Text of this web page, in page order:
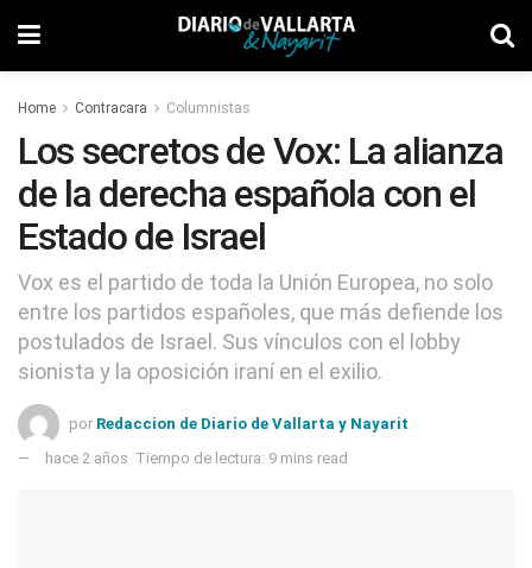
Home Contracara Columnistas
Los secretos de Vox: La alianza
de la derecha española con el
Estado de Israel
Vox es el partido de toda la Unión Europea, no solo
entre los partidos españoles, que más defiende los
postulados de Israel. Sus vínculos con el lobby
sionista y la oposición iraní en el exilio.
por Redaccion de Diario de Vallarta y Nayarit
hace 2 años Tiempo de lectura: 9 mins read